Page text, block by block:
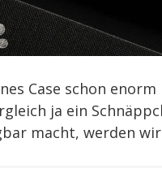
Case schon
ja ein
macht, werden